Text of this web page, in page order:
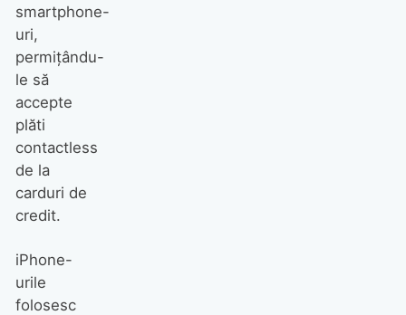
smartphone-
uri,
permiţându-
le să
accepte
plăti
contactless
de la
carduri de
credit.
iPhone-
urile
folosesc